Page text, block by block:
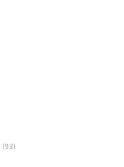
(93)